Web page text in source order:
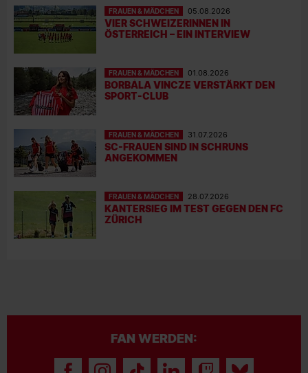
FRAUEN & MÄDCHEN 05.08.2026
VIER SCHWEIZERINNEN IN
ÖSTERREICH – EIN INTERVIEW
FRAUEN & MÄDCHEN 01.08.2026
BORBÁLA VINCZE VERSTÄRKT DEN
SPORT-CLUB
FRAUEN & MÄDCHEN 31.07.2026
SC-FRAUEN SIND IN SCHRUNS
ANGEKOMMEN
FRAUEN & MÄDCHEN 28.07.2026
KANTERSIEG IM TEST GEGEN DEN FC
ZÜRICH
FAN WERDEN: